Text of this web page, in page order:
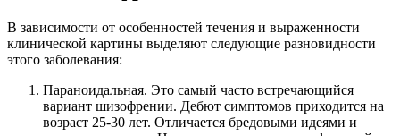
В зависимости от особенностей течения и выраженности
клинической картины выделяют следующие разновидности
этого заболевания:
Параноидальная. Это самый часто встречающийся
вариант шизофрении. Дебют симптомов приходится на
возраст 25-30 лет. Отличается бредовыми идеями и